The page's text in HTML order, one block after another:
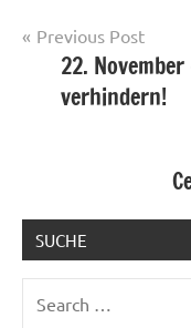
Post
navigation
Previous Post
22.
verhindern!
SUCHE